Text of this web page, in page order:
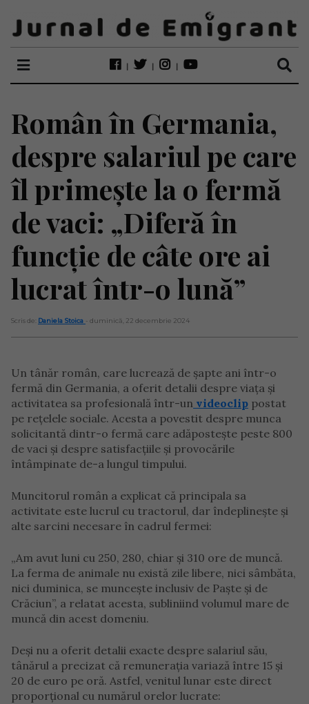
Român în Germania,
despre salariul pe care
îl primește la o fermă
de vaci: „Diferă în
funcție de câte ore ai
lucrat într-o lună”
Scris de: Daniela Stoica - duminică, 22 decembrie 2024
Un tânăr român, care lucrează de șapte ani într-o
fermă din Germania, a oferit detalii despre viața și
activitatea sa profesională într-un videoclip postat
pe rețelele sociale. Acesta a povestit despre munca
solicitantă dintr-o fermă care adăpostește peste 800
de vaci și despre satisfacțiile și provocările
întâmpinate de-a lungul timpului.
Muncitorul român a explicat că principala sa
activitate este lucrul cu tractorul, dar îndeplinește și
alte sarcini necesare în cadrul fermei:
„Am avut luni cu 250, 280, chiar și 310 ore de muncă.
La ferma de animale nu există zile libere, nici sâmbăta,
nici duminica, se muncește inclusiv de Paște și de
Crăciun”, a relatat acesta, subliniind volumul mare de
muncă din acest domeniu.
Deși nu a oferit detalii exacte despre salariul său,
tânărul a precizat că remunerația variază între 15 și
20 de euro pe oră. Astfel, venitul lunar este direct
proporțional cu numărul orelor lucrate: